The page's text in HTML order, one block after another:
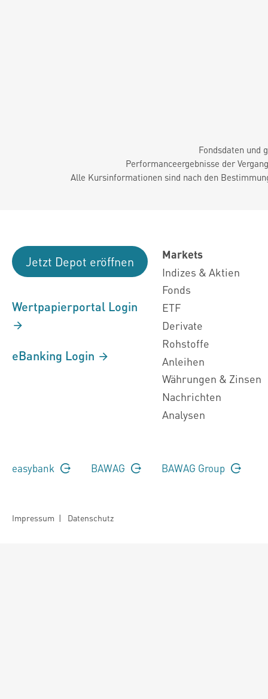
Fondsdaten und
Performanceergebnisse der
Alle Kursinformationen sind nach den
Jetzt Depot eröffnen
Wertpapierportal Login
eBanking Login
Markets
Indizes & Aktien
Fonds
ETF
Derivate
Rohstoffe
Anleihen
Währungen & Zinsen
Nachrichten
Analysen
easybank BAWAG BAWAG Group
Impressum | Datenschutz